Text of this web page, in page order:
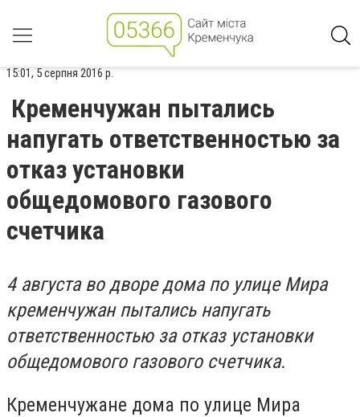
15:01, 5 серпня 2016 р.
Кременчужан пытались
напугать ответственностью за
отказ установки
общедомового газового
счетчика
4 августа во дворе дома по улице Мира
кременчужан пытались напугать
ответственностью за отказ установки
общедомового газового счетчика.
Кременчужане дома по улице Мира